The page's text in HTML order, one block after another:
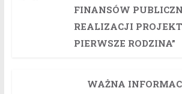
FINANSÓW
REALIZACJI
PIERWSZE RODZINA”
WAŻNA